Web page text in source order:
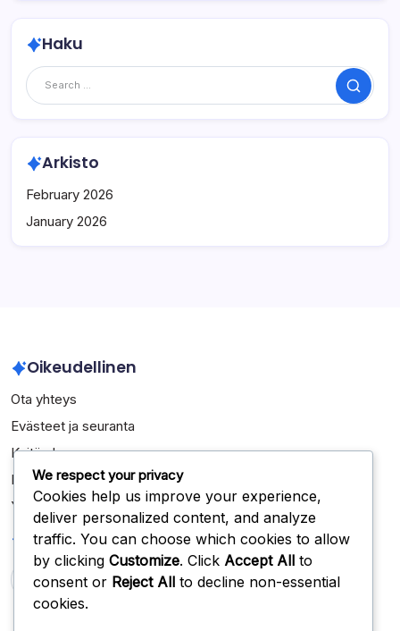
Haku
Search
Arkisto
February 2026
January 2026
Oikeudellinen
Ota yhteys
Evästeet ja seuranta
Keitä olemme
Käyttäjäsopimus
Yksityisyytesi
Haku
We respect your privacy
Cookies help us improve your experience,
deliver personalized content, and analyze
traffic. You can choose which cookies to allow
by clicking Customize. Click Accept All to
consent or Reject All to decline non-essential
cookies.